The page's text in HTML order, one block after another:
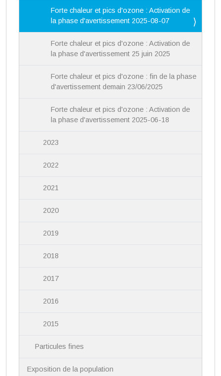
Forte chaleur et pics d'ozone : Activation de
la phase d'avertissement 2025-08-07
Forte chaleur et pics d'ozone : Activation de
la phase d'avertissement 25 juin 2025
Forte chaleur et pics d'ozone : fin de la phase
d'avertissement demain 23/06/2025
Forte chaleur et pics d'ozone : Activation de
la phase d'avertissement 2025-06-18
2023
2022
2021
2020
2019
2018
2017
2016
2015
Particules fines
Exposition de la population